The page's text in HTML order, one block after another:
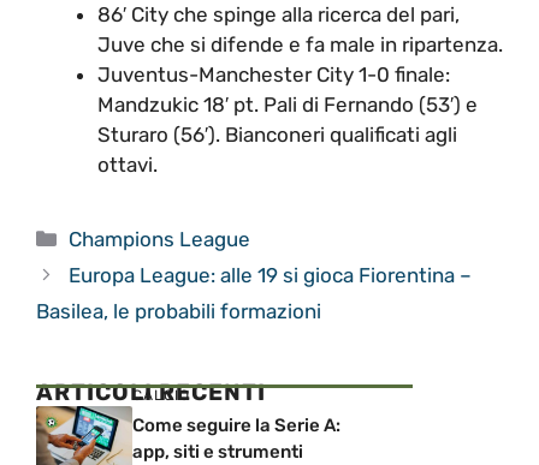
86′ City che spinge alla ricerca del pari,
Juve che si difende e fa male in ripartenza.
Juventus-Manchester City 1-0 finale:
Mandzukic 18′ pt. Pali di Fernando (53′) e
Sturaro (56′). Bianconeri qualificati agli
ottavi.
Categorie
Champions League
Europa League: alle 19 si gioca Fiorentina –
Basilea, le probabili formazioni
ARTICOLI RECENTI
CALCIO
Come seguire la Serie A:
app, siti e strumenti